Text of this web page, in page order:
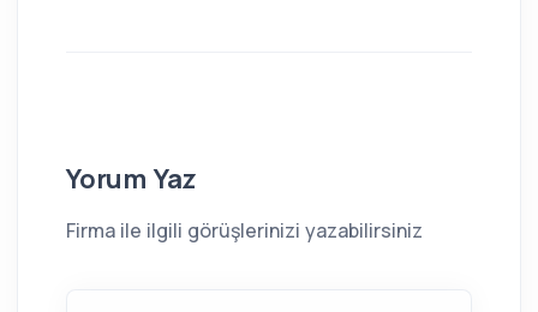
Yorum Yaz
Firma ile ilgili görüşlerinizi yazabilirsiniz